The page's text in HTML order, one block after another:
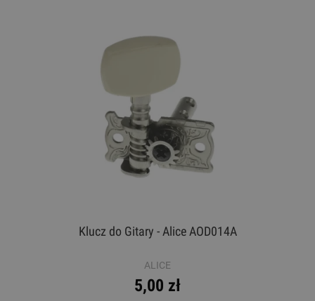
Klucz do Gitary - Alice AOD014A
ALICE
5,00 zł